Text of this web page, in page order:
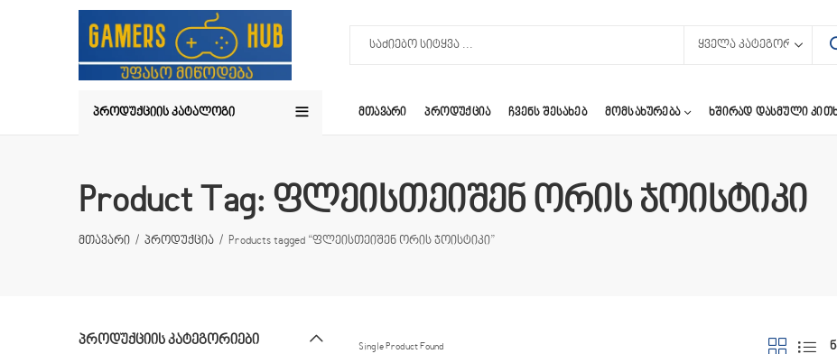
ᲞᲠᲝᲓᲣᲥᲪᲘᲘᲡ ᲙᲐᲢᲐᲚᲝᲒᲘ ᲛᲗᲐᲕᲐᲠᲘ ᲞᲠᲝᲓᲣᲥᲪᲘᲐ ᲩᲕᲔᲜᲡ ᲨᲔᲡᲐᲮᲔᲑ ᲛᲝᲛᲡᲐᲮᲣᲠᲔᲑᲐ ᲮᲨᲘᲠᲐᲓ ᲓᲐᲡᲛᲣᲚᲘ
Product Tag: ფლეისთეიშენ ორის ჯოისტიკი
მთავარი პროდუქცია Products tagged “ფლეისთეიშენ ორის ჯოისტიკი”
Single Product Found
ᲞᲠᲝᲓᲣᲥᲪᲘᲘᲡ ᲙᲐᲢᲔᲒᲝᲠᲘᲔᲑᲘ